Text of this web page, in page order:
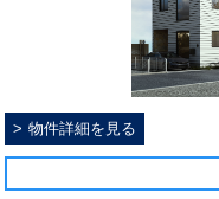
物件詳細を見る